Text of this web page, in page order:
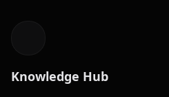
Knowledge Hub